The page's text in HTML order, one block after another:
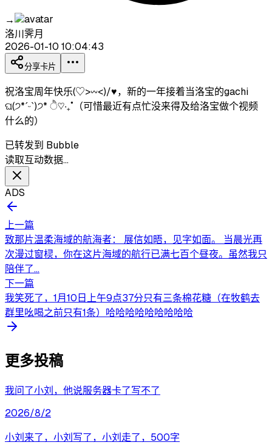
→
洛川霁月
2026-01-10 10:04:43
分享卡片
祝洛宝周年快乐(♡>𖥦<)/♥，新的一年接着当洛宝的gachi
ଘ(੭*ˊᵕˋ)੭* ੈ♡‧₊˚（可惜最近有点忙没来得及给洛宝做个视频
什么的）
已转发到 Bubble
读取互动数据…
ADS
上一篇
致那片温柔海域的航海者： 展信如晤，见字如面。 当晨光再
次漫过窗棂，你在这片海域的航行已满七百个昼夜。虽然我只
陪伴了...
下一篇
我笑死了，1月10日上午9点37分只有三条棉花糖（在牧鹤去
群里吆喝之前只有1条）哈哈哈哈哈哈哈哈哈
更多投稿
我问了小刘，他说服务器卡了写不了
2026/8/2
小刘来了，小刘写了，小刘走了，500字